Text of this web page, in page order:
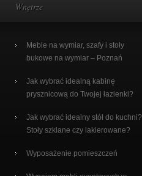
Wnętrze
Meble na wymiar, szafy i stoły
bukowe na wymiar – Poznań
Jak wybrać idealną kabinę
prysznicową do Twojej łazienki?
Jak wybrać idealny stół do kuchni?
Stoły szklane czy lakierowane?
Wyposażenie pomieszczeń